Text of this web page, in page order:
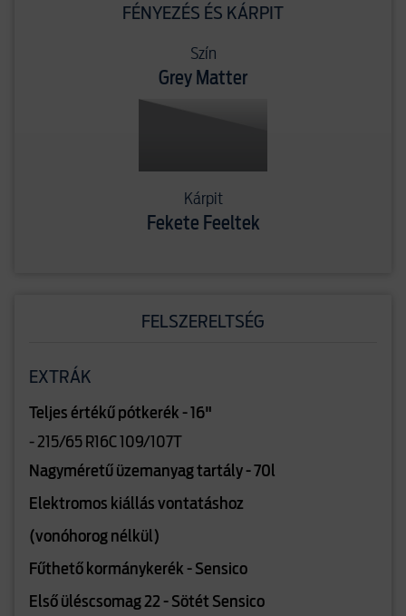
FÉNYEZÉS ÉS KÁRPIT
Szín
Grey Matter
Kárpit
Fekete Feeltek
FELSZERELTSÉG
EXTRÁK
Teljes értékű pótkerék - 16"
- 215/65 R16C 109/107T
Nagyméretű üzemanyag tartály - 70l
Elektromos kiállás vontatáshoz
(vonóhorog nélkül)
Fűthető kormánykerék - Sensico
Első üléscsomag 22 - Sötét Sensico